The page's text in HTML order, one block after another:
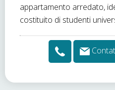
appartamento arredato,
costituito di studenti